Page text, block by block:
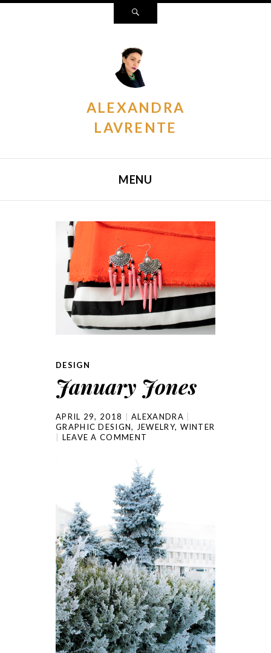
ALEXANDRA
LAVRENTE
MENU
DESIGN
January Jones
APRIL 29, 2018
ALEXANDRA
GRAPHIC DESIGN, JEWELRY, WINTER
LEAVE A COMMENT